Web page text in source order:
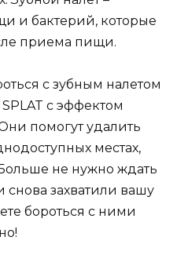
и бактерий, которые
приема пищи.
с зубным налетом
с эффектом
помогут удалить
местах,
не нужно ждать
снова захватили вашу
бороться с ними